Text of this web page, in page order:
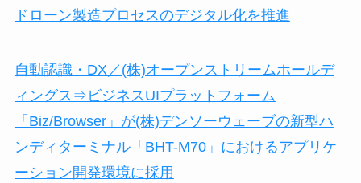
ドローン製造プロセスのデジタル化を推進
自動認識・DX／(株)オープンストリームホールデ
ィングス⇒ビジネスUIプラットフォーム
「Biz/Browser」が(株)デンソーウェーブの新型ハ
ンディターミナル「BHT-M70」におけるアプリケ
ーション開発環境に採用